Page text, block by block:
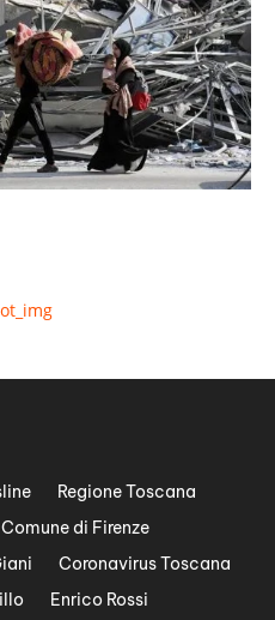
Regione Toscana
Comune di Firenze
Coronavirus Toscana
Enrico Rossi